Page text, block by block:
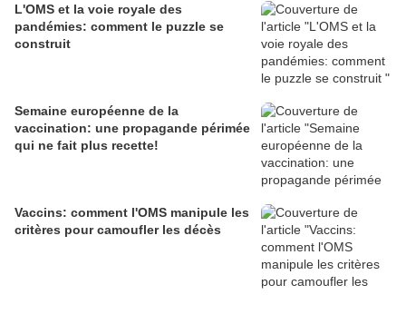
L'OMS et la voie royale des
pandémies: comment le puzzle se
construit
Semaine européenne de la
vaccination: une propagande périmée
qui ne fait plus recette!
Vaccins: comment l'OMS manipule les
critères pour camoufler les décès